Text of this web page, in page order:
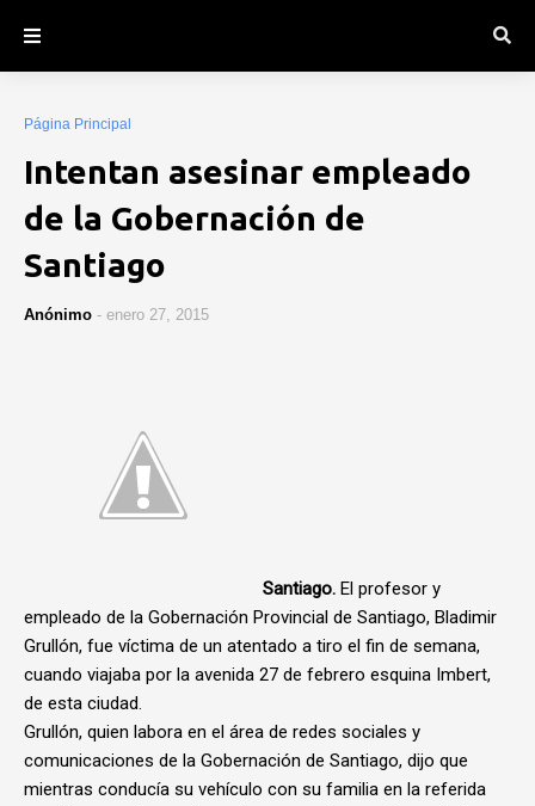
Página Principal
Intentan asesinar empleado
de la Gobernación de
Santiago
Anónimo - enero 27, 2015
Santiago. El profesor y
empleado de la Gobernación Provincial de Santiago, Bladimir
Grullón, fue víctima de un atentado a tiro el fin de semana,
cuando viajaba por la avenida 27 de febrero esquina Imbert,
de esta ciudad.
Grullón, quien labora en el área de redes sociales y
comunicaciones de la Gobernación de Santiago, dijo que
mientras conducía su vehículo con su familia en la referida